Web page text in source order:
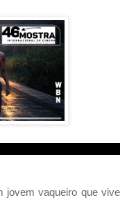
jovem vaqueiro que vive